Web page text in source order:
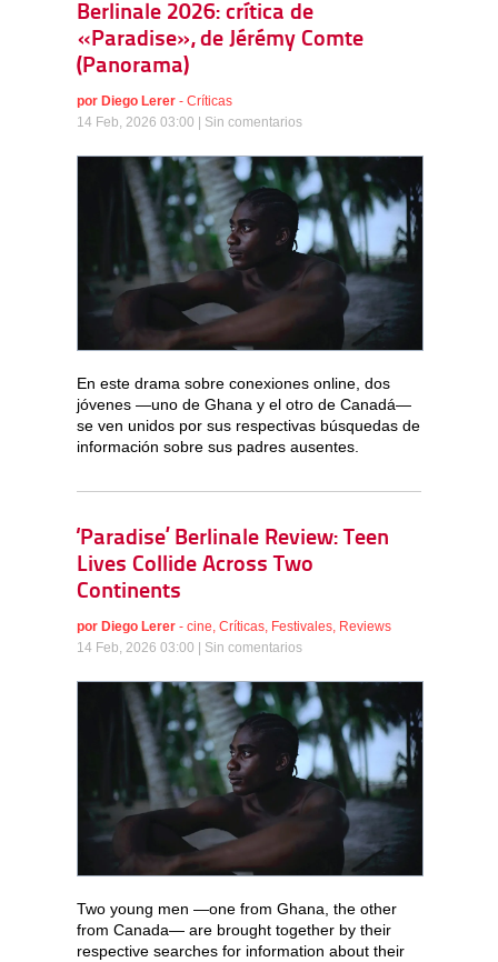
Berlinale 2026: crítica de
«Paradise», de Jérémy Comte
(Panorama)
por Diego Lerer - Críticas
14 Feb, 2026 03:00 | Sin comentarios
En este drama sobre conexiones online, dos
jóvenes —uno de Ghana y el otro de Canadá—
se ven unidos por sus respectivas búsquedas de
información sobre sus padres ausentes.
‘Paradise’ Berlinale Review: Teen
Lives Collide Across Two
Continents
por Diego Lerer - cine, Críticas, Festivales, Reviews
14 Feb, 2026 03:00 | Sin comentarios
Two young men —one from Ghana, the other
from Canada— are brought together by their
respective searches for information about their